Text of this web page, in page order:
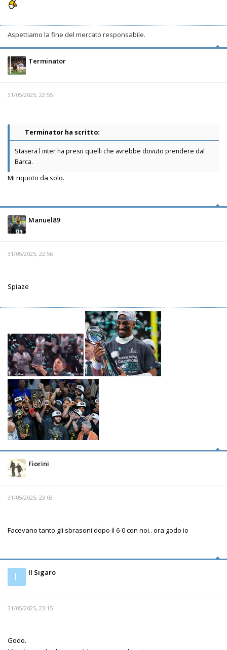
Aspettiamo la fine del mercato responsabile.
Terminator
31/05/2025, 22:55
Terminator ha scritto:
Stasera l inter ha preso quelli che avrebbe dovuto prendere dal
Barca.
Mi riquoto da solo.
Manuel89
31/05/2025, 22:56
Spiaze
Fiorini
31/05/2025, 23:03
Facevano tanto gli sbrasoni dopo il 6-0 con noi.. ora godo io
Il Il Sigaro
31/05/2025, 23:15
Godo.